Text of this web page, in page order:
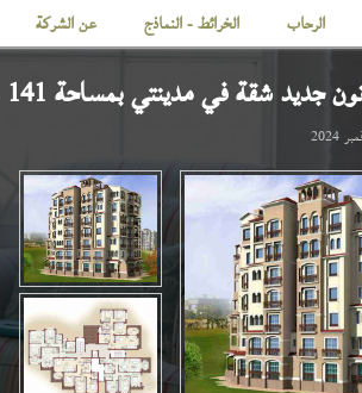
الرحاب الخرائط - النماذج عن الشركة
جديد شقة فيمدينتيبمساحة 141 م